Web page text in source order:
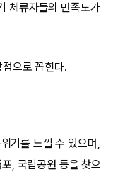
체류자들의 만족도가
으로 꼽힌다.
기를 느낄 수 있으며,
, 국립공원 등을 찾으